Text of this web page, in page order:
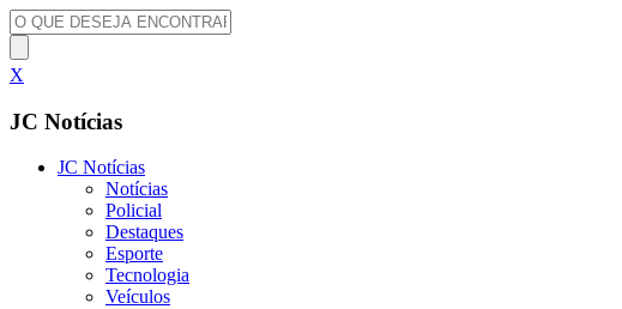
X
JC Notícias
JC Notícias
Notícias
Policial
Destaques
Esporte
Tecnologia
Veículos